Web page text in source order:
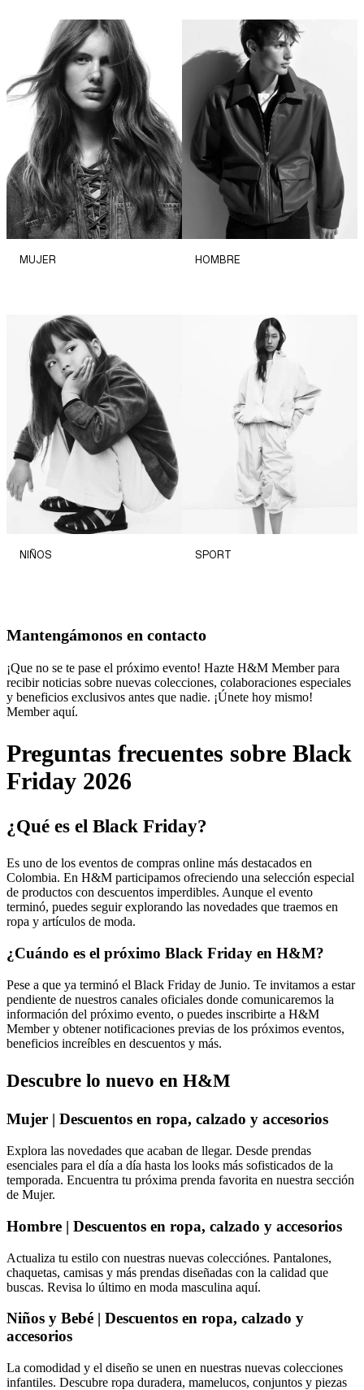
MUJER HOMBRE
NIÑOS SPORT
Mantengámonos en contacto
¡Que no se te pase el próximo evento! Hazte H&M Member para
recibir noticias sobre nuevas colecciones, colaboraciones especiales
y beneficios exclusivos antes que nadie. ¡Únete hoy mismo!
Memberaquí.
Preguntas frecuentes sobre Black
Friday 2026
¿Qué es el Black Friday?
Es uno de los eventos de compras online más destacados en
Colombia. En H&M participamos ofreciendo una selección especial
de productos con descuentos imperdibles. Aunque el evento
terminó, puedes seguir explorando las novedades que traemos en
ropa y artículos de moda.
¿Cuándo es el próximo Black Friday en H&M?
Pese a que ya terminó el Black Friday de Junio. Te invitamos a estar
pendiente de nuestros canales oficiales donde comunicaremos la
información del próximo evento, o puedes inscribirte a H&M
Member y obtener notificaciones previas de los próximos eventos,
beneficios increíbles en descuentos y más.
Descubre lo nuevo en H&M
Mujer | Descuentos en ropa, calzado y accesorios
Explora las novedades que acaban de llegar. Desde prendas
esenciales para el día a día hasta los looks más sofisticados de la
temporada. Encuentra tu próxima prenda favorita en nuestra sección
de Mujer.
Hombre | Descuentos en ropa, calzado y accesorios
Actualiza tu estilo con nuestras nuevas colecciónes. Pantalones,
chaquetas, camisas y más prendas diseñadas con la calidad que
buscas. Revisa lo último en moda masculina aquí.
Niños y Bebé | Descuentos en ropa, calzado y
accesorios
La comodidad y el diseño se unen en nuestras nuevas colecciones
infantiles. Descubre ropa duradera, mamelucos, conjuntos y piezas